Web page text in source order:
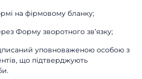
на фірмовому бланку;
Форму зворотного зв’язку;
уповноваженою особою з
що підтверджують